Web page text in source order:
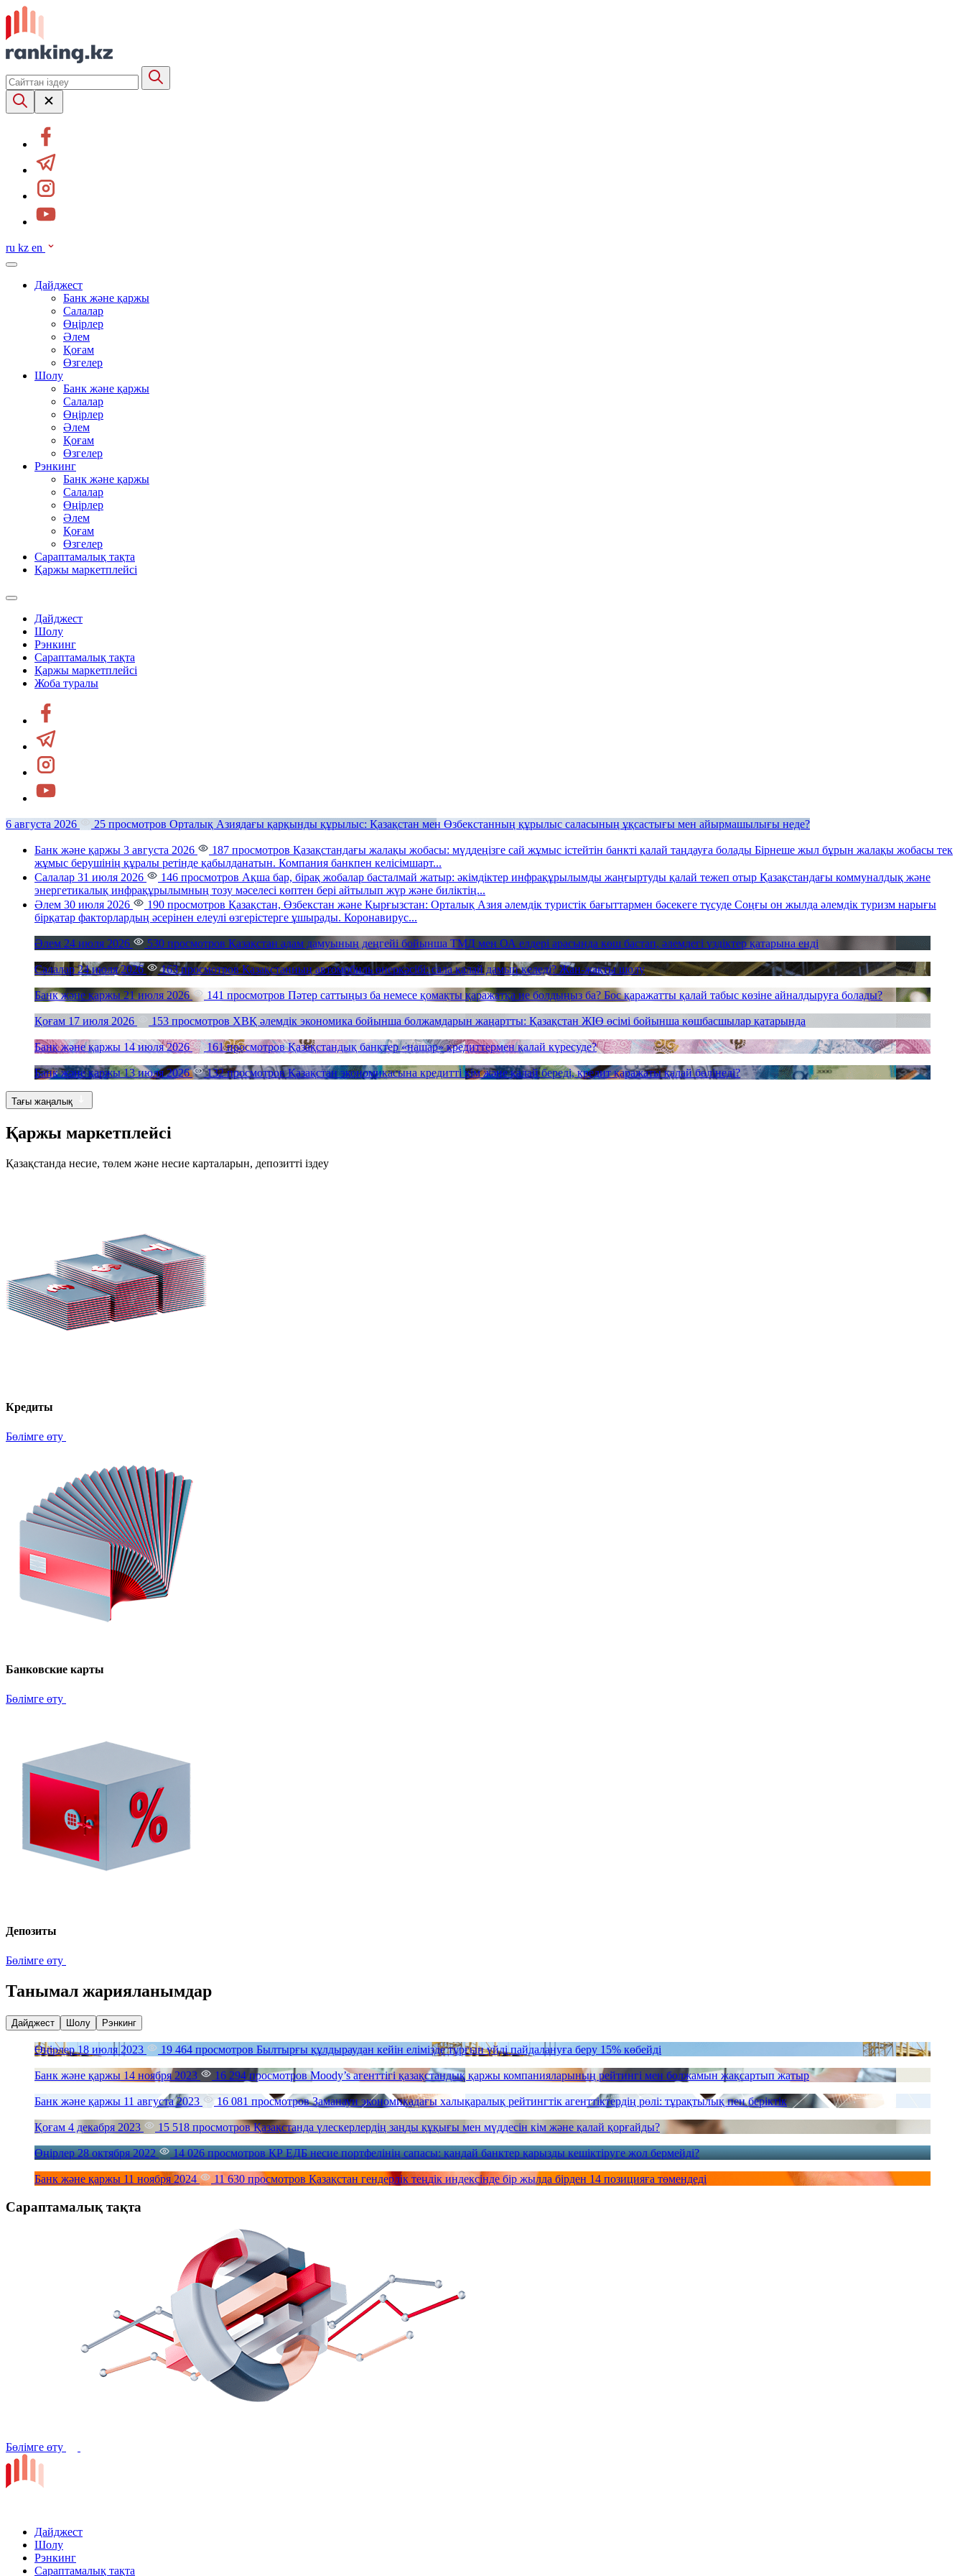
ru kz en
Дайджест
Банк және қаржы
Салалар
Өңірлер
Әлем
Қоғам
Өзгелер
Шолу
Банк және қаржы
Салалар
Өңірлер
Әлем
Қоғам
Өзгелер
Рэнкинг
Банк және қаржы
Салалар
Өңірлер
Әлем
Қоғам
Өзгелер
Сараптамалық тақта
Қаржы маркетплейсі
Дайджест
Шолу
Рэнкинг
Сараптамалық тақта
Қаржы маркетплейсі
Жоба туралы
6 августа 2026 25 просмотров Орталық Азиядағы қарқынды құрылыс: Қазақстан мен Өзбекстанның құрылыс саласының ұқсастығы мен айырмашылығы неде?
Банк және қаржы 3 августа 2026 187 просмотров Қазақстандағы жалақы жобасы: мүддеңізге сай жұмыс істейтін банкті қалай таңдауға болады Бірнеше жыл бұрын жалақы жобасы тек
жұмыс берушінің құралы ретінде қабылданатын. Компания банкпен келісімшарт...
Салалар 31 июля 2026 146 просмотров Ақша бар, бірақ жобалар басталмай жатыр: әкімдіктер инфрақұрылымды жаңғыртуды қалай тежеп отыр Қазақстандағы коммуналдық және
энергетикалық инфрақұрылымның тозу мәселесі көптен бері айтылып жүр және биліктің...
Әлем 30 июля 2026 190 просмотров Қазақстан, Өзбекстан және Қырғызстан: Орталық Азия әлемдік туристік бағыттармен бәсекеге түсуде Соңғы он жылда әлемдік туризм нарығы
бірқатар факторлардың әсерінен елеулі өзгерістерге ұшырады. Коронавирус...
Әлем 24 июля 2026 530 просмотров Қазақстан адам дамуының деңгейі бойынша ТМД мен ОА елдері арасында көш бастап, әлемдегі үздіктер қатарына енді
Салалар 24 июля 2026 163 просмотровҚазақстанның автомобиль өнеркәсібі: сала қалай дамып келеді? Жан-жақты шолу
Банк және қаржы 21 июля 2026 141 просмотров Пәтер саттыңыз ба немесе қомақты қаражатқа ие болдыңыз ба? Бос қаражатты қалай табыс көзіне айналдыруға болады?
Қоғам 17 июля 2026 153 просмотров ХВҚ әлемдік экономика бойынша болжамдарын жаңартты: Қазақстан ЖІӨ өсімі бойынша көшбасшылар қатарында
Банк және қаржы 14 июля 2026 161 просмотровҚазақстандық банктер «нашар» кредиттермен қалай күресуде?
Банк және қаржы 13 июля 2026 132 просмотровҚазақстан экономикасына кредитті кім және қалай береді, кредит қаражаты қалай бөлінеді?
Тағы жаңалық
Қаржы маркетплейсі
Қазақстанда несие, төлем және несие карталарын, депозитті іздеу
Кредиты
Бөлімге өту
Банковские карты
Бөлімге өту
Депозиты
Бөлімге өту
Танымал жарияланымдар
Дайджест Шолу Рэнкинг
Өңірлер 18 июля 2023 19 464 просмотров Былтырғы құлдыраудан кейін елімізде тұрғын үйді пайдалануға беру 15% көбейді
Банк және қаржы 14 ноября 2023 16 294 просмотровMoody’s агенттігі қазақстандық қаржы компанияларының рейтингі мен болжамын жақсартып жатыр
Банк және қаржы 11 августа 2023 16 081 просмотровЗаманауи экономикадағы халықаралық рейтингтік агенттіктердің рөлі: тұрақтылық пен беріктік
Қоғам 4 декабря 2023 15 518 просмотровҚазақстанда үлескерлердің заңды құқығы мен мүддесін кім және қалай қорғайды?
Өңірлер 28 октября 2022 14 026 просмотровҚР ЕДБ несие портфелінің сапасы: қандай банктер қарызды кешіктіруге жол бермейді?
Банк және қаржы 11 ноября 2024 11 630 просмотров Қазақстан гендерлік теңдік индексінде бір жылда бірден 14 позицияға төмендеді
Сараптамалық тақта
Бөлімге өту
Дайджест
Шолу
Рэнкинг
Сараптамалық тақта